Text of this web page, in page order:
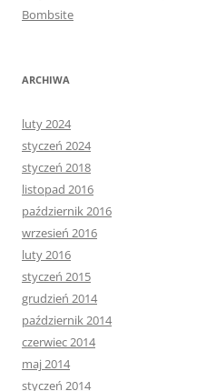
Bombsite
ARCHIWA
luty 2024
styczeń 2024
styczeń 2018
listopad 2016
październik 2016
wrzesień 2016
luty 2016
styczeń 2015
grudzień 2014
październik 2014
czerwiec 2014
maj 2014
styczeń 2014